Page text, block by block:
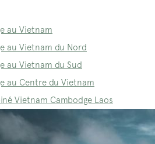
au Vietnam
au Vietnam du Nord
au Vietnam du Sud
au Centre du Vietnam
Vietnam Cambodge Laos